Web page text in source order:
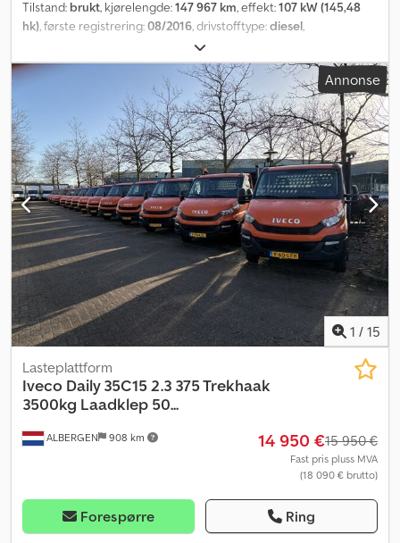
Tilstand: brukt, kjørelengde:147 967 km, effekt:107 kW (145,48
hk), første registrering:08/2016, drivstofftype:diesel,
, akselavstand:
CO₂-utslipp:217 g/km, drivstofftank kapasitet:100 l, farge:oransje,
girtype:
, antall gir: , utslippsklasse: Euro 5, antall seter:2,
4 100 mm, lasteplassbredde:2 000 mm,
lasteromshøyde:400 mm, Byggeår:2016, Utstyr:ABS, Bluetooth,
antispinnsystem, bakkestartassistent, bakløfter, elektrisk
vindusregulering, elektronisk stabilitetsprogram (ESP),
fullstendig servicehistorikk, navigasjonssystem, partikkelfilter,
sentral låsing, servostyring, tilhengerkobling,
Annonse
1 / 15
ALBERGEN 908 km
Lasteplattform
Iveco Daily 35C15 2.3 375 Trekhaak
3500kg Laadklep 50...
14 950 €15 950 €
Fast pris pluss MVA
(18 090 € brutto)
Forespørre Ring